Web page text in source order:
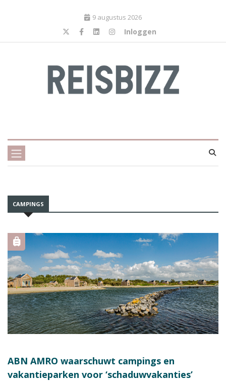
9 augustus 2026
Inloggen
CAMPINGS
ABN AMRO waarschuwt campings en
vakantieparken voor ‘schaduwvakanties’